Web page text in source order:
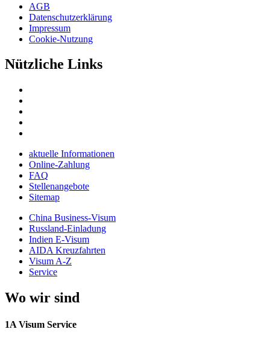
AGB
Datenschutzerklärung
Impressum
Cookie-Nutzung
Nützliche Links
aktuelle Informationen
Online-Zahlung
FAQ
Stellenangebote
Sitemap
China Business-Visum
Russland-Einladung
Indien E-Visum
AIDA Kreuzfahrten
Visum A-Z
Service
Wo wir sind
1A Visum Service